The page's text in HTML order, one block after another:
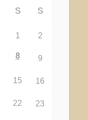
S S
1 2
8 9
15 16
22 23